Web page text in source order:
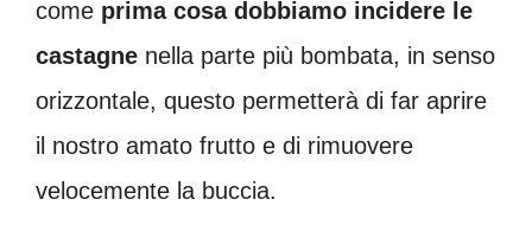
come prima cosa dobbiamo incidere le
castagne nella parte più bombata, in senso
orizzontale, questo permetterà di far aprire
il nostro amato frutto e di rimuovere
velocemente la buccia.